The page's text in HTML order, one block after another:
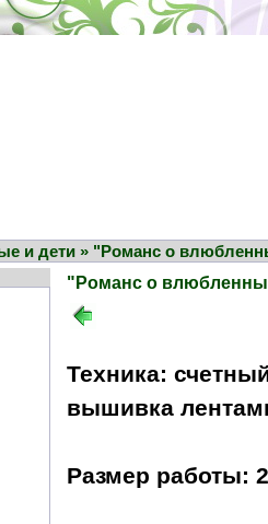
и дети » "Романс о
"Романс о
Техника:
вышивка
Размер работы: